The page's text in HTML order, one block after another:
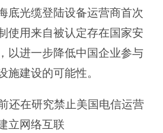
底光缆登陆设备运营商首次
使用来自被认定存在国家安
以进一步降低中国企业参与
施建设的可能性。
还在研究禁止美国电信运营
立网络互联